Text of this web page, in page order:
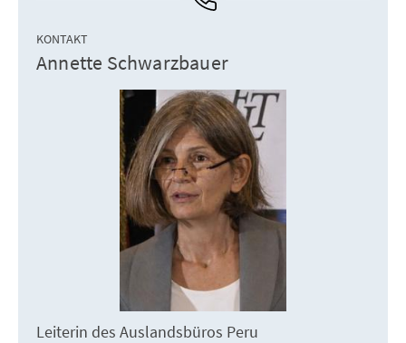
KONTAKT
Annette Schwarzbauer
Leiterin des Auslandsbüros Peru